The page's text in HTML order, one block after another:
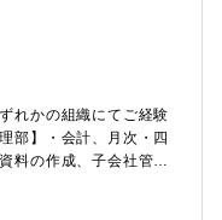
れかの組織にてご経験
部】・会計、月次・四
料の作成、子会社管理
資金調達管理、運用を